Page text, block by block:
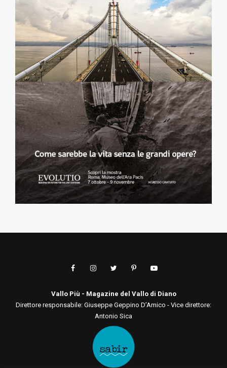
Vallo Più - Magazine del Vallo di Diano
Direttore responsabile: Giuseppe Geppino D’Amico - Vice direttore:
Antonio Sica